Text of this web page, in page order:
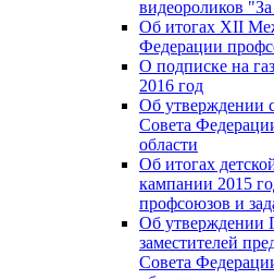
видеороликов
Об итогах XII
Федерации
О подписке на
2016 год
Об утверждении
Совета
области
Об итогах
кампании 2015
профсоюзов и
Об утверждении
заместителей
Совета